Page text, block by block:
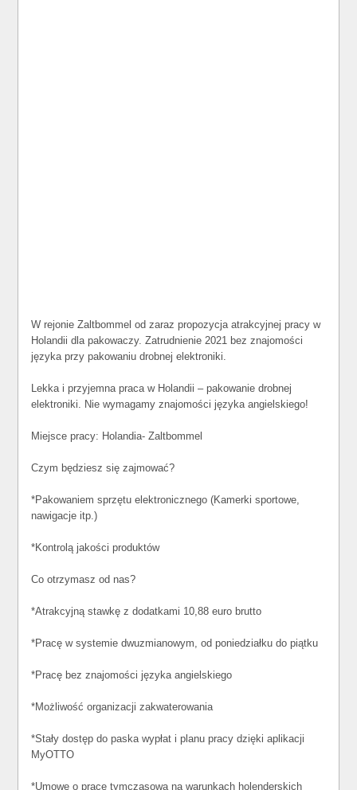
W rejonie Zaltbommel od zaraz propozycja atrakcyjnej pracy w
Holandii dla pakowaczy. Zatrudnienie 2021 bez znajomości
języka przy pakowaniu drobnej elektroniki.
Lekka i przyjemna praca w Holandii – pakowanie drobnej
elektroniki. Nie wymagamy znajomości języka angielskiego!
Miejsce pracy: Holandia- Zaltbommel
Czym będziesz się zajmować?
*Pakowaniem sprzętu elektronicznego (Kamerki sportowe,
nawigacje itp.)
*Kontrolą jakości produktów
Co otrzymasz od nas?
*Atrakcyjną stawkę z dodatkami 10,88 euro brutto
*Pracę w systemie dwuzmianowym, od poniedziałku do piątku
*Pracę bez znajomości języka angielskiego
*Możliwość organizacji zakwaterowania
*Stały dostęp do paska wypłat i planu pracy dzięki aplikacji
MyOTTO
*Umowę o pracę tymczasową na warunkach holenderskich